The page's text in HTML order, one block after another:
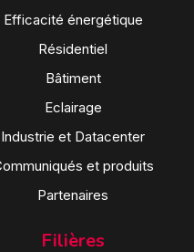
Efficacité énergétique
Résidentiel
Bâtiment
Eclairage
Industrie et Datacenter
et produits
Partenaires
Filières